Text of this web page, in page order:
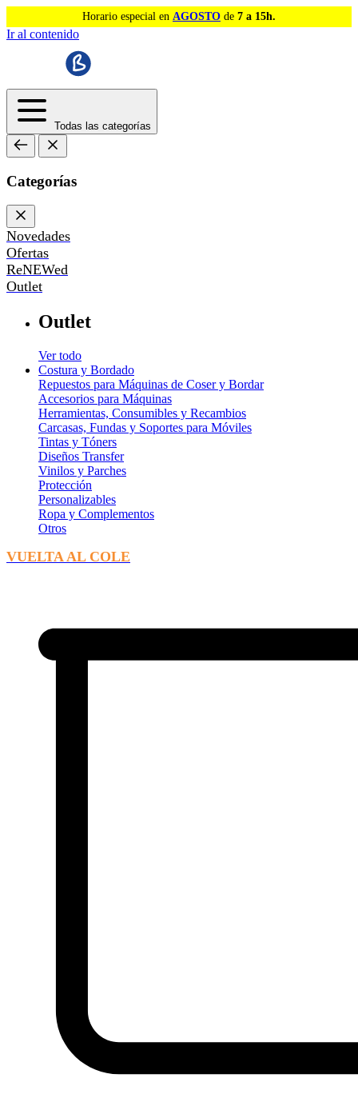
Horario especial en AGOSTO de 7 a 15h.
Ir al contenido
Todas las categorías
Categorías
Novedades
Ofertas
ReNEWed
Outlet
Outlet
Ver todo
Costura y Bordado
Repuestos para Máquinas de Coser y Bordar
Accesorios para Máquinas
Herramientas, Consumibles y Recambios
Carcasas, Fundas y Soportes para Móviles
Tintas y Tóners
Diseños Transfer
Vinilos y Parches
Protección
Personalizables
Ropa y Complementos
Otros
VUELTA AL COLE